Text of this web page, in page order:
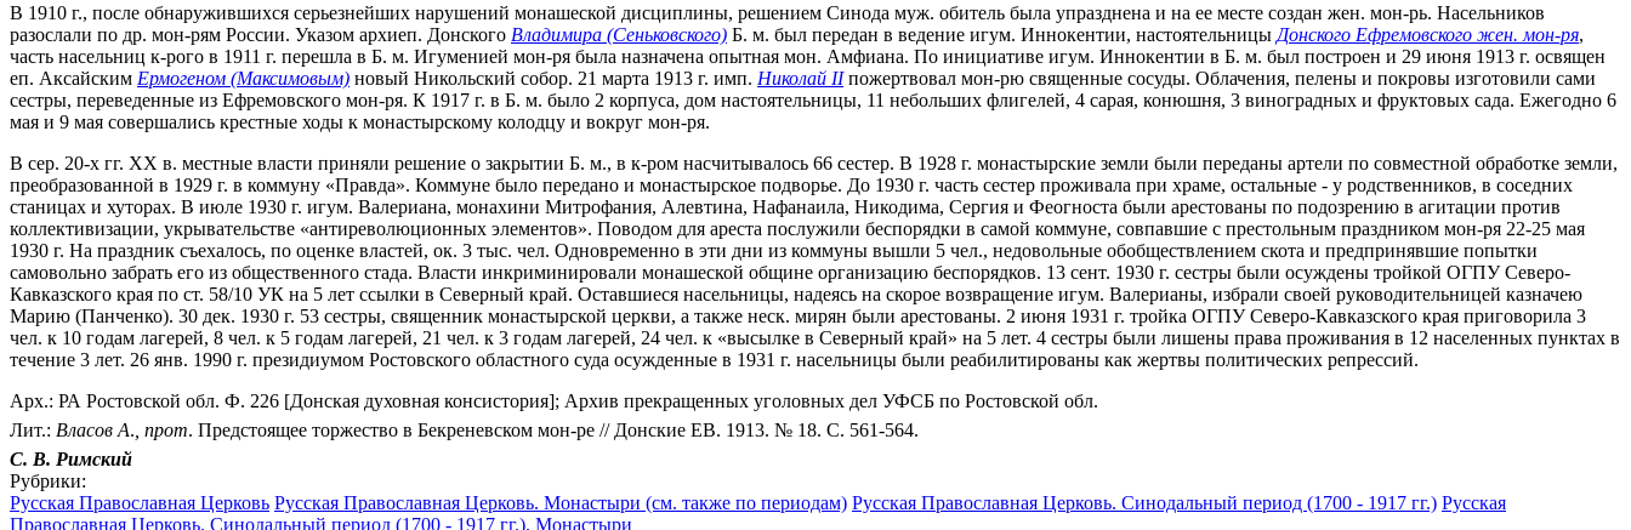
В 1910 г., после обнаружившихся серьезнейших нарушений монашеской дисциплины, решением Синода муж. обитель была упразднена и на ее месте создан жен. мон-рь. Насельников
разослали по др. мон-рям России. Указом архиеп. Донского Владимира (Сеньковского) Б. м. был передан в ведение игум. Иннокентии, настоятельницы Донского Ефремовского жен. мон-ря,
часть насельниц к-рого в 1911 г. перешла в Б. м. Игуменией мон-ря была назначена опытная мон. Амфиана. По инициативе игум. Иннокентии в Б. м. был построен и 29 июня 1913 г. освящен
еп. Аксайским Ермогеном (Максимовым) новый Никольский собор. 21 марта 1913 г. имп. Николай IIпожертвовал мон-рю священные сосуды. Облачения, пелены и покровы изготовили сами
сестры, переведенные из Ефремовского мон-ря. К 1917 г. в Б. м. было 2 корпуса, дом настоятельницы, 11 небольших флигелей, 4 сарая, конюшня, 3 виноградных и фруктовых сада. Ежегодно 6
мая и 9 мая совершались крестные ходы к монастырскому колодцу и вокруг мон-ря.
В сер. 20-х гг. XX в. местные власти приняли решение о закрытии Б. м., в к-ром насчитывалось 66 сестер. В 1928 г. монастырские земли были переданы артели по совместной обработке земли,
преобразованной в 1929 г. в коммуну «Правда». Коммуне было передано и монастырское подворье. До 1930 г. часть сестер проживала при храме, остальные - у родственников, в соседних
станицах и хуторах. В июле 1930 г. игум. Валериана, монахини Митрофания, Алевтина, Нафанаила, Никодима, Сергия и Феогноста были арестованы по подозрению в агитации против
коллективизации, укрывательстве «антиреволюционных элементов». Поводом для ареста послужили беспорядки в самой коммуне, совпавшие с престольным праздником мон-ря 22-25 мая
1930 г. На праздник съехалось, по оценке властей, ок. 3 тыс. чел. Одновременно в эти дни из коммуны вышли 5 чел., недовольные обобществлением скота и предпринявшие попытки
самовольно забрать его из общественного стада. Власти инкриминировали монашеской общине организацию беспорядков. 13 сент. 1930 г. сестры были осуждены тройкой ОГПУ Северо-
Кавказского края по ст. 58/10 УК на 5 лет ссылки в Северный край. Оставшиеся насельницы, надеясь на скорое возвращение игум. Валерианы, избрали своей руководительницей казначею
Марию (Панченко). 30 дек. 1930 г. 53 сестры, священник монастырской церкви, а также неск. мирян были арестованы. 2 июня 1931 г. тройка ОГПУ Северо-Кавказского края приговорила 3
чел. к 10 годам лагерей, 8 чел. к 5 годам лагерей, 21 чел. к 3 годам лагерей, 24 чел. к «высылке в Северный край» на 5 лет. 4 сестры были лишены права проживания в 12 населенных пунктах в
течение 3 лет. 26 янв. 1990 г. президиумом Ростовского областного суда осужденные в 1931 г. насельницы были реабилитированы как жертвы политических репрессий.
Арх.: РА Ростовской обл. Ф. 226 [Донская духовная консистория]; Архив прекращенных уголовных дел УФСБ по Ростовской обл.
Лит.: Власов А. прот. Предстоящее торжество в Бекреневском мон-ре // Донские ЕВ. 1913. № 18. С. 561-564.
С. В. Римский
Рубрики:
Русская Православная Церковь Русская Православная Церковь. Монастыри (см. также по периодам) Русская Православная Церковь. Синодальный период (1700 - 1917 гг.) Русская
Православная Церковь. Синодальный период (1700 - 1917 гг.). Монастыри